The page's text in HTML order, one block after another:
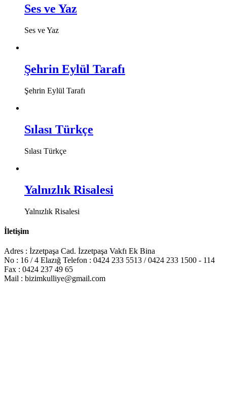
Ses ve Yaz
Ses ve Yaz
Şehrin Eylül Tarafı
Şehrin Eylül Tarafı
Sılası Türkçe
Sılası Türkçe
Yalnızlık Risalesi
Yalnızlık Risalesi
İletişim
Adres : İzzetpaşa Cad. İzzetpaşa Vakfı Ek Bina
No : 16 / 4 Elazığ Telefon : 0424 233 5513 / 0424 233 1500 - 114
Fax : 0424 237 49 65
Mail : bizimkulliye@gmail.com